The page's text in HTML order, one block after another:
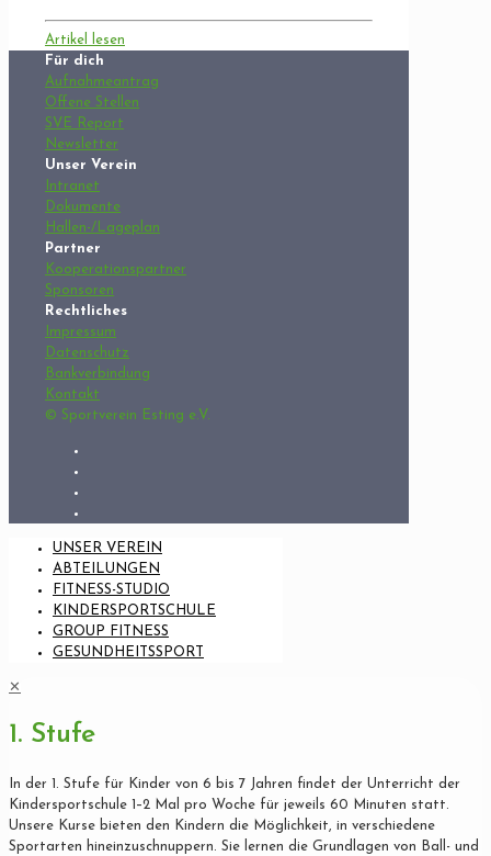
Artikel lesen
Für dich
Aufnahmeantrag
Offene Stellen
SVE Report
Newsletter
Unser Verein
Intranet
Dokumente
Hallen-/Lageplan
Partner
Kooperationspartner
Sponsoren
Rechtliches
Impressum
Datenschutz
Bankverbindung
Kontakt
© Sportverein Esting e.V.
UNSER VEREIN
ABTEILUNGEN
FITNESS-STUDIO
KINDERSPORTSCHULE
GROUP FITNESS
GESUNDHEITSSPORT
✕
1. Stufe
In der 1. Stufe für Kinder von 6 bis 7 Jahren findet der Unterricht der
Kindersportschule 1–2 Mal pro Woche für jeweils 60 Minuten statt.
Unsere Kurse bieten den Kindern die Möglichkeit, in verschiedene
Sportarten hineinzuschnuppern. Sie lernen die Grundlagen von Ball- und